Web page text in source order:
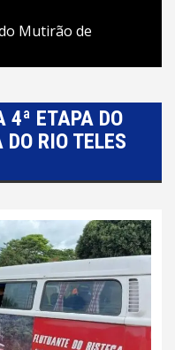
Mutirão de
4ª ETAPA DO
RIO TELES